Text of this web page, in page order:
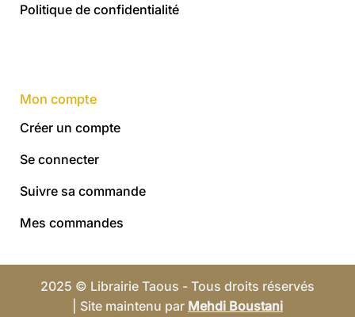
Politique de confidentialité
Mon compte
Créer un compte
Se connecter
Suivre sa commande
Mes commandes
2025 © Librairie Taous - Tous droits réservés
| Site maintenu par Mehdi Boustani